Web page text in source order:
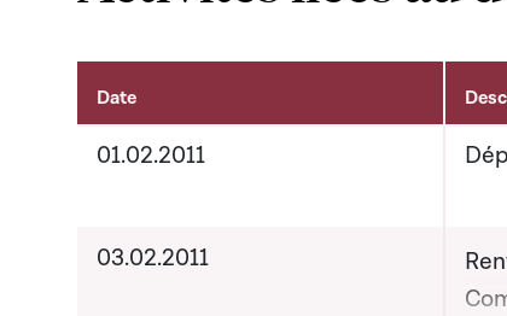
Activités liées au dossier
Date
01.02.2011
03.02.2011